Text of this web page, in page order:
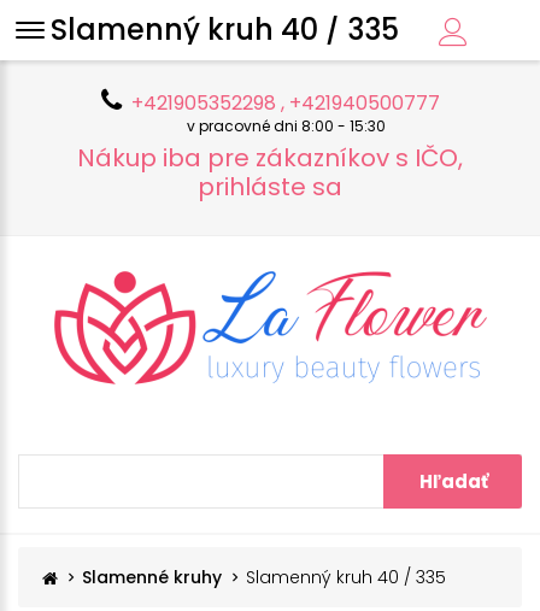
+421905352298 , +421940500777
v pracovné dni 8:00 - 15:30
Nákup iba pre zákazníkov s IČO,
prihláste sa
Hľadať
Slamenné kruhy Slamenný kruh 40 / 335
Slamenný kruh 40 / 335